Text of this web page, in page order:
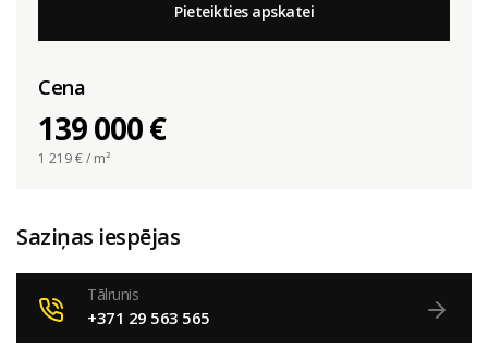
Pieteikties apskatei
Cena
139 000 €
1 219€ / m²
Saziņas iespējas
Tālrunis
+371 29 563 565